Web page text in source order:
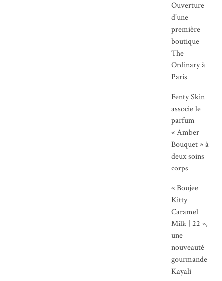
Ouverture
d’une
première
boutique
The
Ordinary à
Paris
Fenty Skin
associe le
parfum
« Amber
Bouquet » à
deux soins
corps
« Boujee
Kitty
Caramel
Milk | 22 »,
une
nouveauté
gourmande
Kayali